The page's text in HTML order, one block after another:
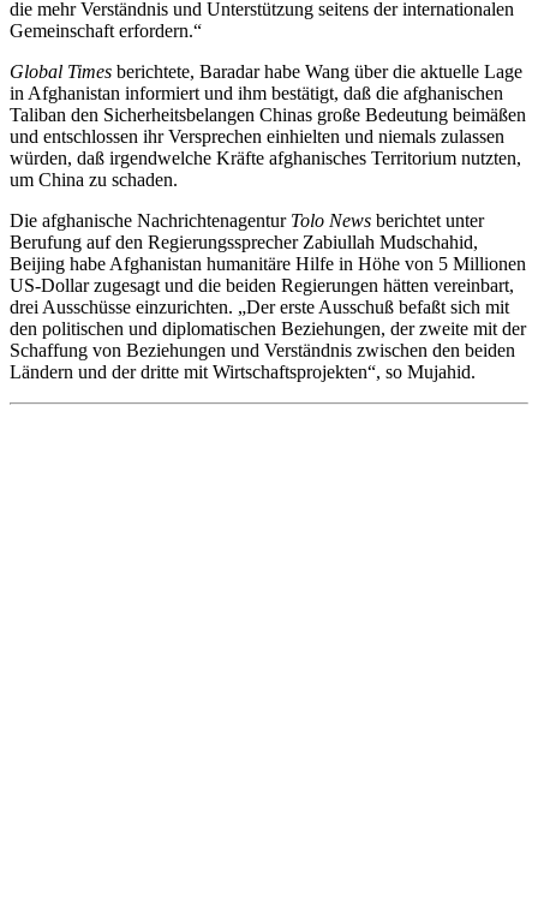
die mehr Verständnis und Unterstützung seitens der internationalen
Gemeinschaft erfordern.“
Global Times berichtete, Baradar habe Wang über die aktuelle Lage
in Afghanistan informiert und ihm bestätigt, daß die afghanischen
Taliban den Sicherheitsbelangen Chinas große Bedeutung beimäßen
und entschlossen ihr Versprechen einhielten und niemals zulassen
würden, daß irgendwelche Kräfte afghanisches Territorium nutzten,
um China zu schaden.
Die afghanische Nachrichtenagentur Tolo News berichtet unter
Berufung auf den Regierungssprecher Zabiullah Mudschahid,
Beijing habe Afghanistan humanitäre Hilfe in Höhe von 5 Millionen
US-Dollar zugesagt und die beiden Regierungen hätten vereinbart,
drei Ausschüsse einzurichten. „Der erste Ausschuß befaßt sich mit
den politischen und diplomatischen Beziehungen, der zweite mit der
Schaffung von Beziehungen und Verständnis zwischen den beiden
Ländern und der dritte mit Wirtschaftsprojekten“, so Mujahid.